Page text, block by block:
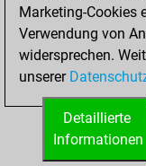
Türme auf
STARTSEITE
Marketing-Cookies
Verwendung von
widersprechen.
unserer
Detaillierte
Informationen